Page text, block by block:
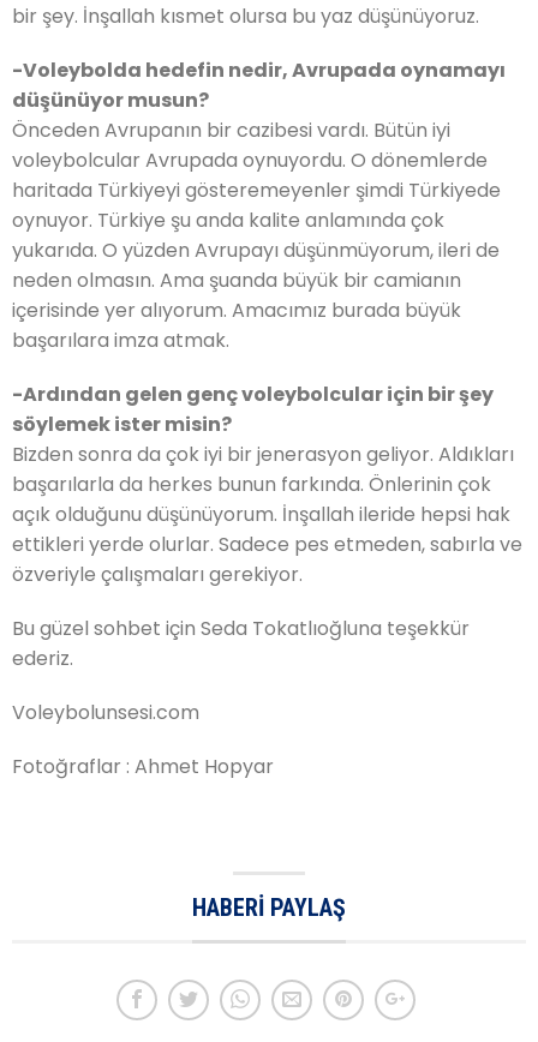
bir şey. İnşallah kısmet olursa bu yaz düşünüyoruz.
-Voleybolda hedefin nedir, Avrupada oynamayı
düşünüyor musun?
Önceden Avrupanın bir cazibesi vardı. Bütün iyi
voleybolcular Avrupada oynuyordu. O dönemlerde
haritada Türkiyeyi gösteremeyenler şimdi Türkiyede
oynuyor. Türkiye şu anda kalite anlamında çok
yukarıda. O yüzden Avrupayı düşünmüyorum, ileri de
neden olmasın. Ama şuanda büyük bir camianın
içerisinde yer alıyorum. Amacımız burada büyük
başarılara imza atmak.
-Ardından gelen genç voleybolcular için bir şey
söylemek ister misin?
Bizden sonra da çok iyi bir jenerasyon geliyor. Aldıkları
başarılarla da herkes bunun farkında. Önlerinin çok
açık olduğunu düşünüyorum. İnşallah ileride hepsi hak
ettikleri yerde olurlar. Sadece pes etmeden, sabırla ve
özveriyle çalışmaları gerekiyor.
Bu güzel sohbet için Seda Tokatlıoğluna teşekkür
ederiz.
Voleybolunsesi.com
Fotoğraflar : Ahmet Hopyar
HABERI PAYLAŞ